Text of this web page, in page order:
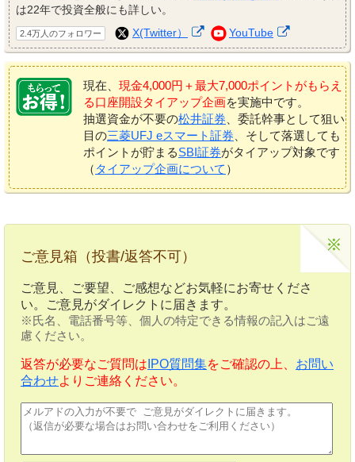
は22年で投資全般にも詳しい。
2.4万人のフォロワー X(Twitter） YouTube
現在、 現金4,000円＋最大7,000ポイントがもらえ
る口座開設タイアップ企画を実施中です。
抽選資金が不要の松井証券 、委託幹事として狙い
目の三菱UFJ eスマート証券 、そして落選しても
ポイントが貯まるSBI証券がタイアップ対象です
（ タイアップ企画について ）
ご意見箱（投書/返答不可）
ご意見、ご要望、ご感想などお気軽にお寄せくださ
い。ご意見がダイレクトに届きます。
※氏名、電話番号等、個人の特定できる情報の記入はご遠
慮ください。
返答が必要なご質問は IPO質問集をご確認の上、 お問い
合わせよりご連絡ください。